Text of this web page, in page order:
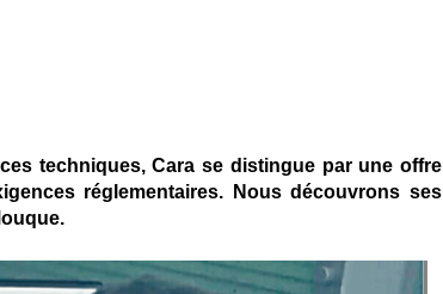
techniques, Cara se distingue par une offre
réglementaires. Nous découvrons ses